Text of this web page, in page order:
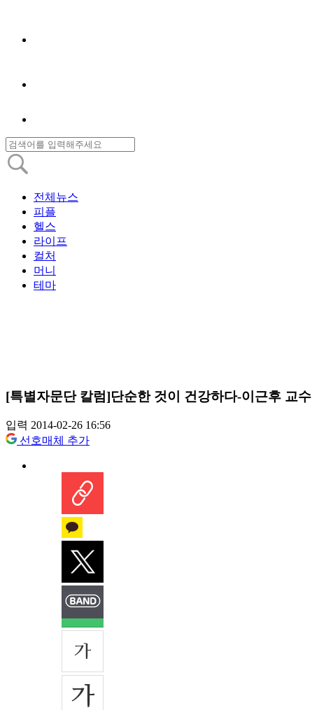
전체뉴스
피플
헬스
라이프
컬처
머니
테마
[특별자문단 칼럼]단순한 것이 건강하다-이근후 교수
입력 2014-02-26 16:56
선호매체 추가